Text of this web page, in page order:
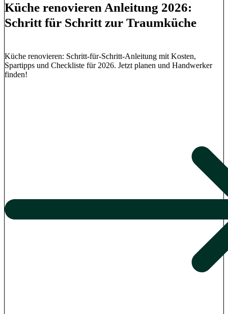
Küche renovieren Anleitung 2026:
Schritt für Schritt zur Traumküche
Küche renovieren: Schritt-für-Schritt-Anleitung mit Kosten,
Spartipps und Checkliste für 2026. Jetzt planen und Handwerker
finden!